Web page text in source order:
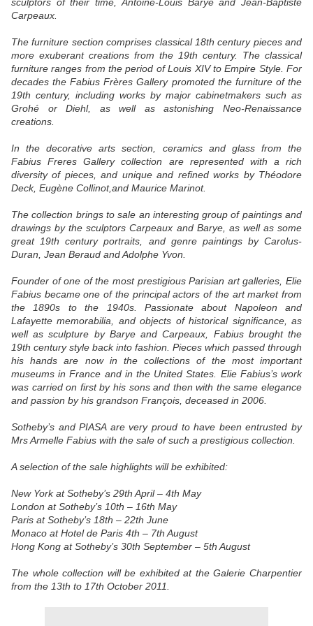
Carpeaux.
The furniture section comprises classical 18th century pieces and
more exuberant creations from the 19th century. The classical
furniture ranges from the period of Louis XIV to Empire Style. For
decades the Fabius Frères Gallery promoted the furniture of the
19th century, including works by major cabinetmakers such as
Grohé or Diehl, as well as astonishing Neo-Renaissance
creations.
In the decorative arts section, ceramics and glass from the
Fabius Freres Gallery collection are represented with a rich
diversity of pieces, and unique and refined works by Théodore
Deck, Eugène Collinot,and Maurice Marinot.
The collection brings to sale an interesting group of paintings and
drawings by the sculptors Carpeaux and Barye, as well as some
great 19th century portraits, and genre paintings by Carolus-
Duran, Jean Beraud and Adolphe Yvon.
Founder of one of the most prestigious Parisian art galleries, Elie
Fabius became one of the principal actors of the art market from
the 1890s to the 1940s. Passionate about Napoleon and
Lafayette memorabilia, and objects of historical significance, as
well as sculpture by Barye and Carpeaux, Fabius brought the
19th century style back into fashion. Pieces which passed through
his hands are now in the collections of the most important
museums in France and in the United States. Elie Fabius’s work
was carried on first by his sons and then with the same elegance
and passion by his grandson François, deceased in 2006.
Sotheby’s and PIASA are very proud to have been entrusted by
Mrs Armelle Fabius with the sale of such a prestigious collection.
A selection of the sale highlights will be exhibited:
New York at Sotheby’s 29th April – 4th May
London at Sotheby’s 10th – 16th May
Paris at Sotheby’s 18th – 22th June
Monaco at Hotel de Paris 4th – 7th August
Hong Kong at Sotheby’s 30th September – 5th August
The whole collection will be exhibited at the Galerie Charpentier
from the 13th to 17th October 2011.